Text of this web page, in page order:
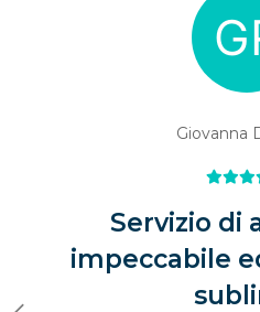
Giovanna
Servizio di
impeccabile